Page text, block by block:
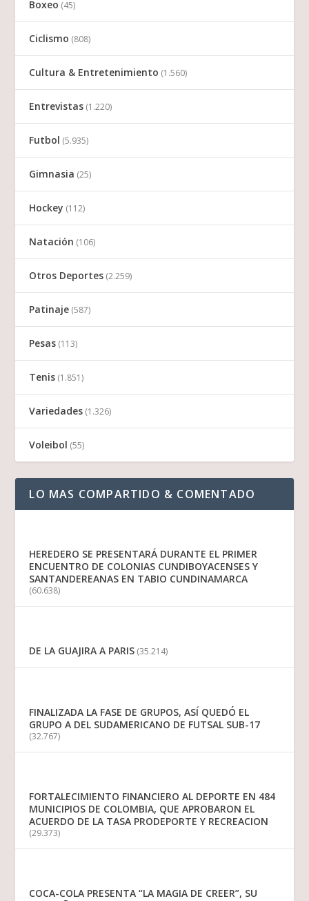
Boxeo (45)
Ciclismo (808)
Cultura & Entretenimiento (1.560)
Entrevistas (1.220)
Futbol (5.935)
Gimnasia (25)
Hockey (112)
Natación (106)
Otros Deportes (2.259)
Patinaje (587)
Pesas (113)
Tenis (1.851)
Variedades (1.326)
Voleibol (55)
LO MAS COMPARTIDO & COMENTADO
HEREDERO SE PRESENTARÁ DURANTE EL PRIMER
ENCUENTRO DE COLONIAS CUNDIBOYACENSES Y
SANTANDEREANAS EN TABIO CUNDINAMARCA
(60.638)
DE LA GUAJIRA A PARIS (35.214)
FINALIZADA LA FASE DE GRUPOS, ASÍ QUEDÓ EL
GRUPO A DEL SUDAMERICANO DE FUTSAL SUB-17
(32.767)
FORTALECIMIENTO FINANCIERO AL DEPORTE EN 484
MUNICIPIOS DE COLOMBIA, QUE APROBARON EL
ACUERDO DE LA TASA PRODEPORTE Y RECREACION
(29.373)
COCA-COLA PRESENTA “LA MAGIA DE CREER”, SU